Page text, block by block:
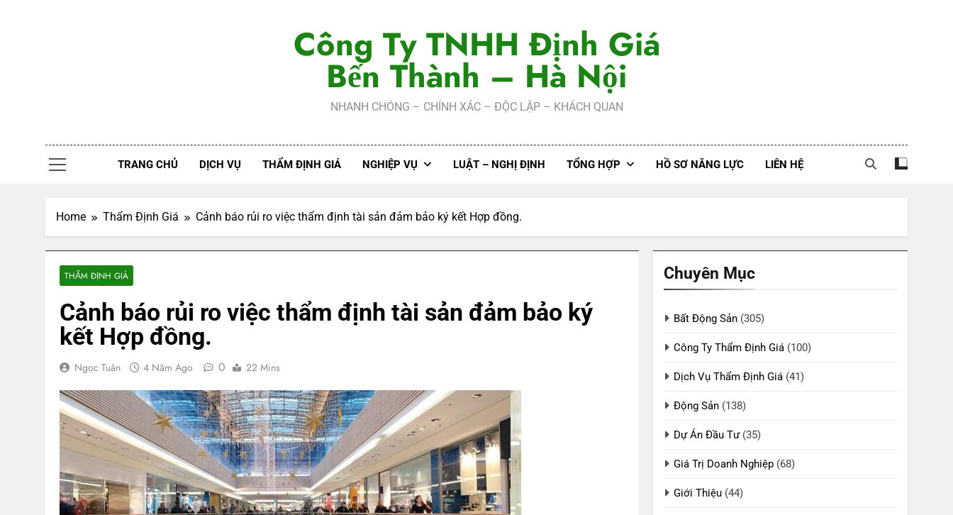
Công Ty TNHH Định Giá
Bến Thành – Hà Nội
NHANH CHÓNG – CHÍNH XÁC – ĐỘC LẬP – KHÁCH QUAN
TRANG CHỦ DỊCH VỤ THẨM ĐỊNH GIÁ NGHIỆP VỤ LUẬT – NGHỊ ĐỊNH TỔNG HỢP HỒ SƠ NĂNG LỰC LIÊN HỆ
Home Thẩm Định Giá Cảnh báo rủi ro việc thẩm định tài sản đảm bảo ký kết Hợp đồng.
THẨM ĐỊNH GIÁ
Cảnh báo rủi ro việc thẩm định tài sản đảm bảo ký
kết Hợp đồng.
Ngọc Tuân 4 Năm Ago 0 22 Mins
Chuyên Mục
Bất Động Sản (305)
Công Ty Thẩm Định Giá (100)
Dịch Vụ Thẩm Định Giá (41)
Động Sản (138)
Dự Án Đầu Tư(35)
Giá Trị Doanh Nghiệp (68)
Giới Thiệu (44)